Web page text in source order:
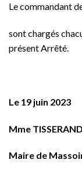
Le commandant
sont chargés
présent Arrêté.
Le 19 juin 2023
Mme
Maire de